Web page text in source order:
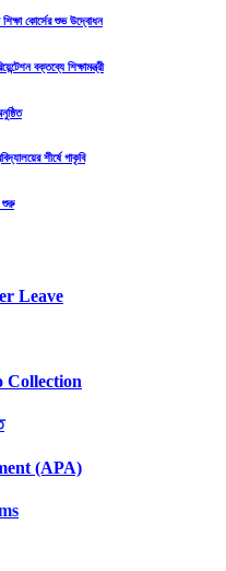
শিক্ষা কোর্সের শুভ উদ্বোধন
বক্তব্যে শিক্ষামন্ত্রী
শীর্ষে গাকৃবি
শুরু
Leave
Collection
(APA)